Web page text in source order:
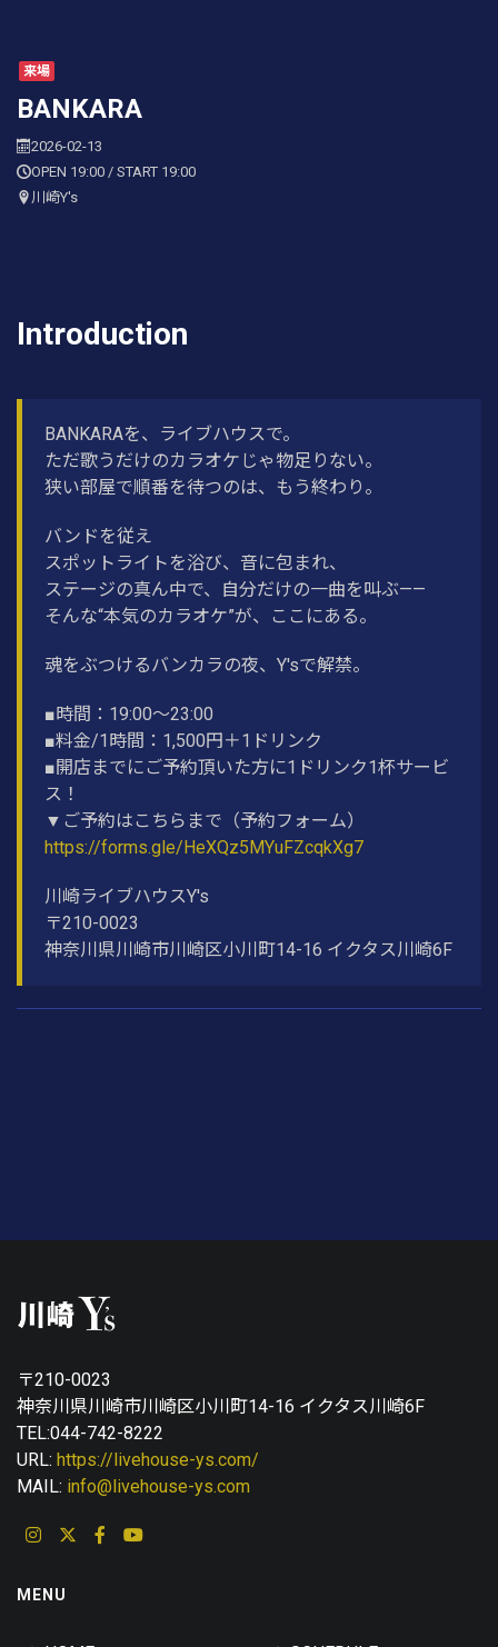
来場
BANKARA
2026-02-13
OPEN 19:00 / START 19:00
川崎Y's
Introduction
BANKARAを、ライブハウスで。
ただ歌うだけのカラオケじゃ物足りない。
狭い部屋で順番を待つのは、もう終わり。
バンドを従え
スポットライトを浴び、音に包まれ、
ステージの真ん中で、自分だけの一曲を叫ぶ——
そんな“本気のカラオケ”が、ここにある。
魂をぶつけるバンカラの夜、Y'sで解禁。
■時間：19:00〜23:00
■料金/1時間：1,500円＋1ドリンク
■開店までにご予約頂いた方に1ドリンク1杯サービ
ス！
▼ご予約はこちらまで（予約フォーム）
https://forms.gle/HeXQz5MYuFZcqkXg7
川崎ライブハウスY's
〒210-0023
神奈川県川崎市川崎区小川町14-16 イクタス川崎6F
〒210-0023
神奈川県川崎市川崎区小川町14-16 イクタス川崎6F
TEL:044-742-8222
URL: https://livehouse-ys.com/
MAIL: info@livehouse-ys.com
MENU